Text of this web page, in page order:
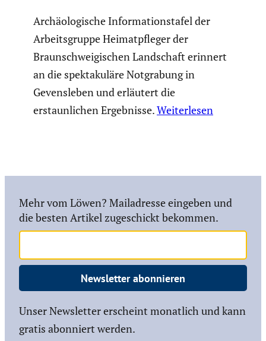
Archäologische Informationstafel der
Arbeitsgruppe Heimatpfleger der
Braunschweigischen Landschaft erinnert
an die spektakuläre Notgrabung in
Gevensleben und erläutert die
erstaunlichen Ergebnisse.Weiterlesen
Mehr vom Löwen? Mailadresse eingeben und
die besten Artikel zugeschickt bekommen.
Newsletter abonnieren
Unser Newsletter erscheint monatlich und kann
gratis abonniert werden.